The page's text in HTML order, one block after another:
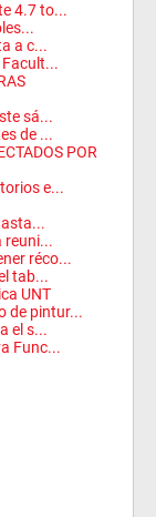
4.7 to...
a c...
sá...
de ...
POR
e...
reuni...
réco...
tab...
UNT
de pintur...
el s...
Func...